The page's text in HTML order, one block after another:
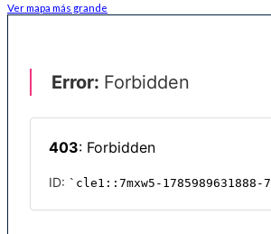
Ver mapa más grande